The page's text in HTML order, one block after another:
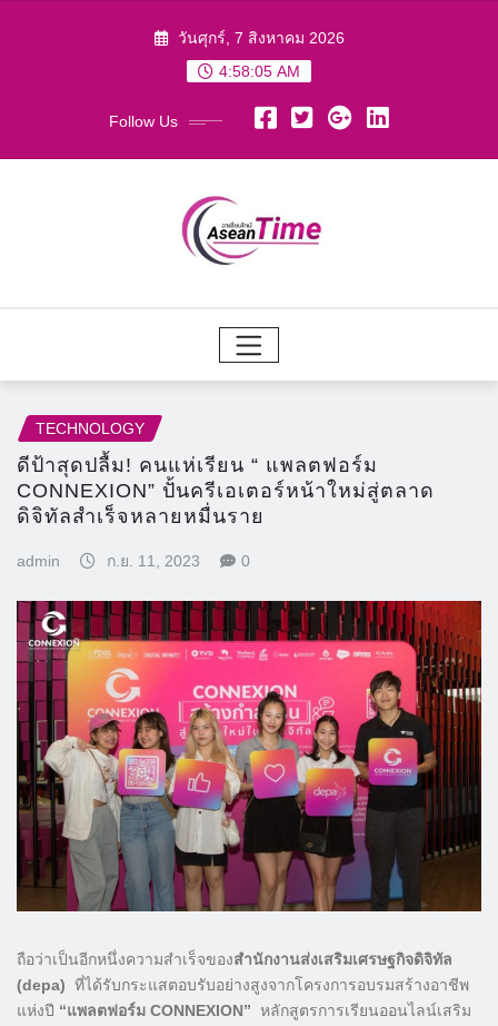
วันศุกร์, 7 สิงหาคม 2026
4:58:07 AM
Follow Us
TECHNOLOGY
ดีป้าสุดปลื้ม! คนแห่เรียน “ แพลตฟอร์ม
CONNEXION” ปั้นครีเอเตอร์หน้าใหม่สู่ตลาด
ดิจิทัลสำเร็จหลายหมื่นราย
admin ก.ย. 11, 2023 0
ถือว่าเป็นอีกหนึ่งความสำเร็จของสำนักงานส่งเสริมเศรษฐกิจดิจิทัล
(depa) ที่ได้รับกระแสตอบรับอย่างสูงจากโครงการอบรมสร้างอาชีพ
แห่งปี “แพลตฟอร์ม CONNEXION” หลักสูตรการเรียนออนไลน์เสริม